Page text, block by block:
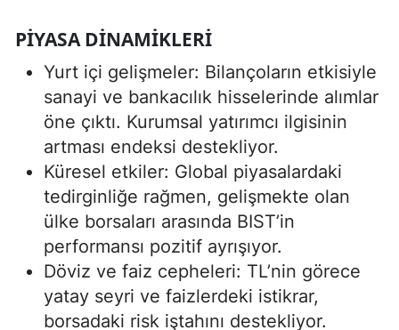
PIYASA DINAMIKLERI
Yurt içi gelişmeler: Bilançoların etkisiyle
sanayi ve bankacılık hisselerinde alımlar
öne çıktı. Kurumsal yatırımcı ilgisinin
artması endeksi destekliyor.
Küresel etkiler: Global piyasalardaki
tedirginliğe rağmen, gelişmekte olan
ülke borsaları arasında BIST’in
performansı pozitif ayrışıyor.
Döviz ve faiz cepheleri: TL’nin görece
yatay seyri ve faizlerdeki istikrar,
borsadaki risk iştahını destekliyor.